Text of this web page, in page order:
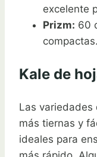
excelente
Prizm: 60
compactas.
Kale de
Las variedades
más tiernas y
ideales para